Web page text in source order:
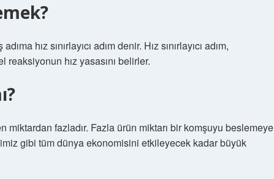
hız sınırlayıcı adım denir. Hız sınırlayıcı adım,
reaksiyonun hız yasasını belirler.
miktardan fazladır. Fazla ürün miktarı bir komşuyu beslemeye
gibi tüm dünya ekonomisini etkileyecek kadar büyük